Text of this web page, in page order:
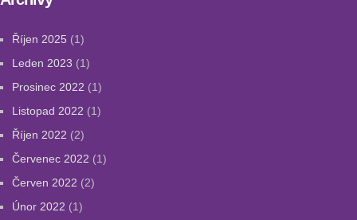
Říjen 2025 (1)
Leden 2023 (1)
Prosinec 2022 (1)
Listopad 2022 (1)
Říjen 2022 (2)
Červenec 2022 (1)
Červen 2022 (2)
Únor 2022 (1)